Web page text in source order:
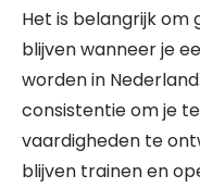
Het is belangrijk om
blijven wanneer je
worden in
consistentie om je
vaardigheden te
blijven trainen en